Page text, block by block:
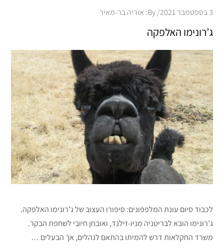
Posted
on
3 בספטמבר 2021 By: אוריה בר-מאיר
ג’רונימו האלפקה
לכבוד סיום עונת המלפפונים: סיפורו העצוב של ג’רונימו האלפקה.
ג’רונימו הובא לבריטניה מניו-זילנד, ואובחן חיובי לשחפת הבקר.
משרד החקלאות דרש להמיתו בהתאם לנהלים, אך הבעלים …